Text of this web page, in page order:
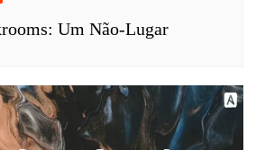
Um Não-Lugar